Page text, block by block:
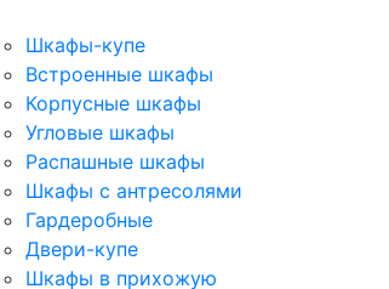
Шкафы-купе
Встроенные шкафы
Корпусные шкафы
Угловые шкафы
Распашные шкафы
Шкафы с антресолями
Гардеробные
Двери-купе
Шкафы в прихожую